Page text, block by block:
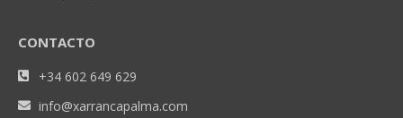
CONTACTO
+34 602 649 629
info@xarrancapalma.com